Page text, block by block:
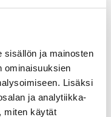
sisällön ja mainosten
ominaisuuksien
Lisäksi
ja analytiikka-
miten käytät